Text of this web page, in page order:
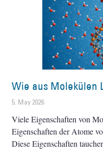
Wie aus Molekülen
5. May 2026
Viele Eigenschaften von
Eigenschaften der Atome
Diese Eigenschaften